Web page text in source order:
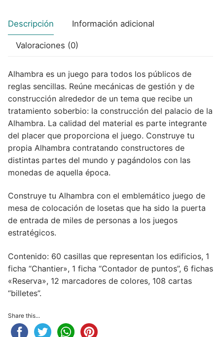
Descripción Información adicional
Valoraciones (0)
Alhambra es un juego para todos los públicos de
reglas sencillas. Reúne mecánicas de gestión y de
construcción alrededor de un tema que recibe un
tratamiento soberbio: la construcción del palacio de la
Alhambra. La calidad del material es parte integrante
del placer que proporciona el juego. Construye tu
propia Alhambra contratando constructores de
distintas partes del mundo y pagándolos con las
monedas de aquella época.
Construye tu Alhambra con el emblemático juego de
mesa de colocación de losetas que ha sido la puerta
de entrada de miles de personas a los juegos
estratégicos.
Contenido: 60 casillas que representan los edificios, 1
ficha “Chantier», 1 ficha “Contador de puntos”, 6 fichas
«Reserva», 12 marcadores de colores, 108 cartas
“billetes”.
Share this...